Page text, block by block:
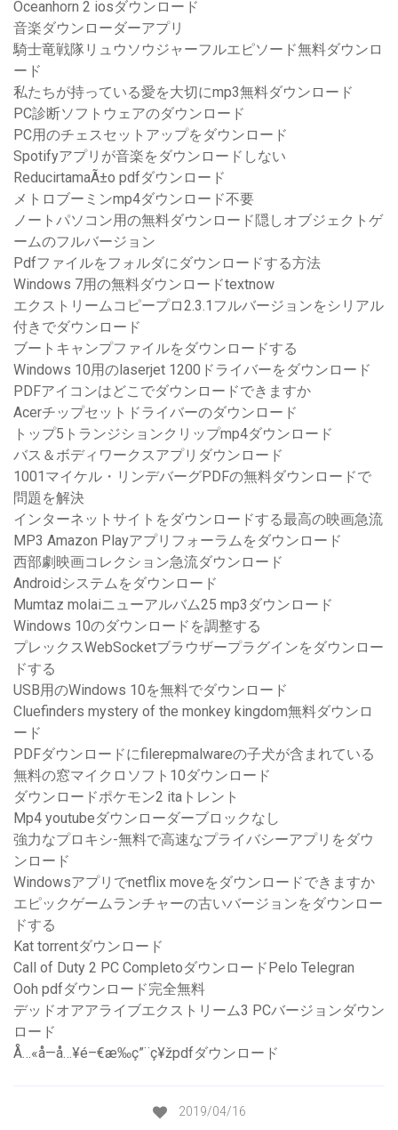
Oceanhorn 2 iosダウンロード
音楽ダウンローダーアプリ
騎士竜戦隊リュウソウジャーフルエピソード無料ダウンロ
ード
私たちが持っている愛を大切にmp3無料ダウンロード
PC診断ソフトウェアのダウンロード
PC用のチェスセットアップをダウンロード
Spotifyアプリが音楽をダウンロードしない
ReducirtamaÃ±o pdfダウンロード
メトロブーミンmp4ダウンロード不要
ノートパソコン用の無料ダウンロード隠しオブジェクトゲ
ームのフルバージョン
Pdfファイルをフォルダにダウンロードする方法
Windows 7用の無料ダウンロードtextnow
エクストリームコピープロ2.3.1フルバージョンをシリアル
付きでダウンロード
ブートキャンプファイルをダウンロードする
Windows 10用のlaserjet 1200ドライバーをダウンロード
PDFアイコンはどこでダウンロードできますか
Acerチップセットドライバーのダウンロード
トップ5トランジションクリップmp4ダウンロード
バス＆ボディワークスアプリダウンロード
1001マイケル・リンデバーグPDFの無料ダウンロードで
問題を解決
インターネットサイトをダウンロードする最高の映画急流
MP3 Amazon Playアプリフォーラムをダウンロード
西部劇映画コレクション急流ダウンロード
Androidシステムをダウンロード
Mumtaz molaiニューアルバム25 mp3ダウンロード
Windows 10のダウンロードを調整する
プレックスWebSocketブラウザープラグインをダウンロー
ドする
USB用のWindows 10を無料でダウンロード
Cluefinders mystery of the monkey kingdom無料ダウンロ
ード
PDFダウンロードにfilerepmalwareの子犬が含まれている
無料の窓マイクロソフト10ダウンロード
ダウンロードポケモン2 itaトレント
Mp4 youtubeダウンローダーブロックなし
強力なプロキシ-無料で高速なプライバシーアプリをダウ
ンロード
Windowsアプリでnetflix moveをダウンロードできますか
エピックゲームランチャーの古いバージョンをダウンロー
ドする
Kat torrentダウンロード
Call of Duty 2 PC CompletoダウンロードPelo Telegran
Ooh pdfダウンロード完全無料
デッドオアアライブエクストリーム3 PCバージョンダウン
ロード
Å…«å­—å…¥é–€æ‰ç”¨ç¥žpdfダウンロード
2019/04/16